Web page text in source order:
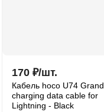
170 ₽/шт.
Кабель hoco U74 Grand
charging data cable for
Lightning - Black